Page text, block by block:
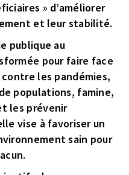
» d’améliorer
et leur stabilité.
publique au
pour faire face
les pandémies,
populations, famine,
les prévenir
vise à favoriser un
sain pour